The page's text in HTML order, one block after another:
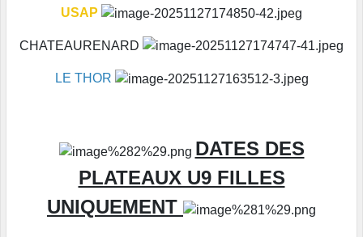
USAP
CHATEAURENARD
LE THOR
DATES DES
PLATEAUX U9 FILLES
UNIQUEMENT